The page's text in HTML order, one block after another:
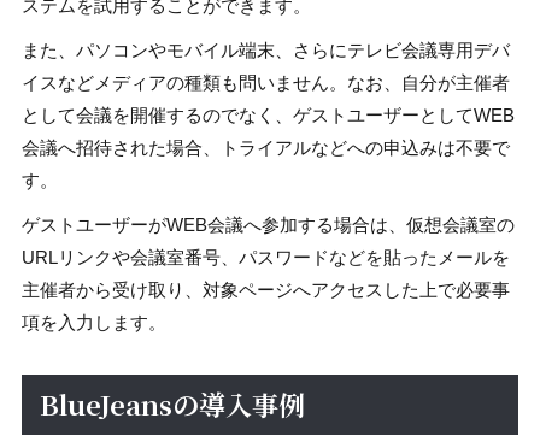
ステムを試用することができます。
また、パソコンやモバイル端末、さらにテレビ会議専用デバ
イスなどメディアの種類も問いません。なお、自分が主催者
として会議を開催するのでなく、ゲストユーザーとしてWEB
会議へ招待された場合、トライアルなどへの申込みは不要で
す。
ゲストユーザーがWEB会議へ参加する場合は、仮想会議室の
URLリンクや会議室番号、パスワードなどを貼ったメールを
主催者から受け取り、対象ページへアクセスした上で必要事
項を入力します。
BlueJeansの導入事例